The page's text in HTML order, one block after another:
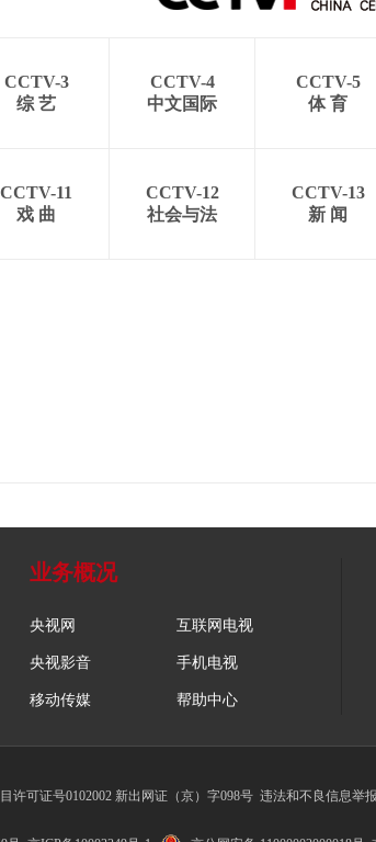
目 片库 热播榜 总台企业白名单
CCTV-3
综 艺
CCTV-4
中文国际
CCTV-5
体 育
CCTV-11
戏 曲
CCTV-12
社会与法
CCTV-13
新 闻
业务概况
央视网 互联网电视
央视影音 手机电视
移动传媒 帮助中心
许可证号0102002 新出网证（京）字098号 违法和不良信息举